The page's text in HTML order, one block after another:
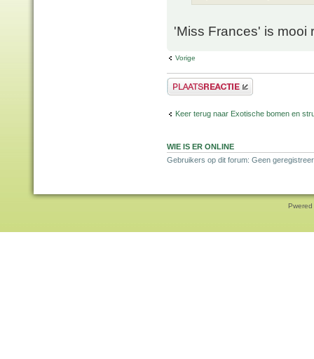
'Miss Frances' is mooi
Vorige
Plaats een reactie
Keer terug naar Exotische bomen en
WIE IS ER ONLINE
Gebruikers op dit forum: Geen